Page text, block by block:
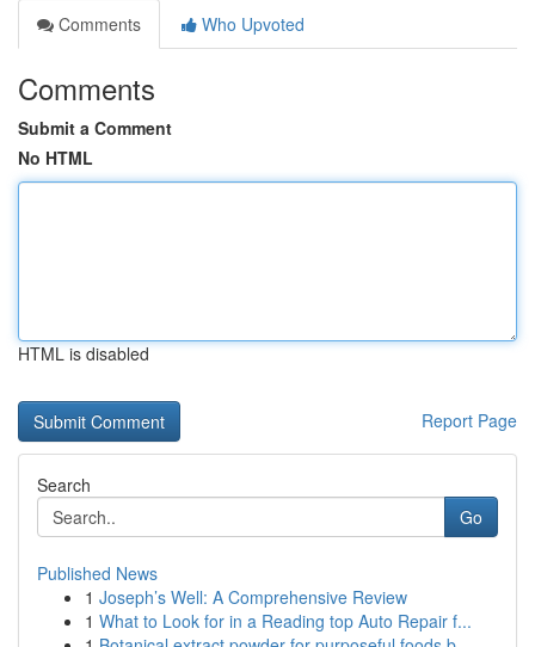
Comments
Who Upvoted
Comments
Submit a Comment
No HTML
HTML is disabled
Report Page
Search
Go
Published News
1 Joseph’s Well: A Comprehensive Review
1 What to Look for in a Reading top Auto Repair f...